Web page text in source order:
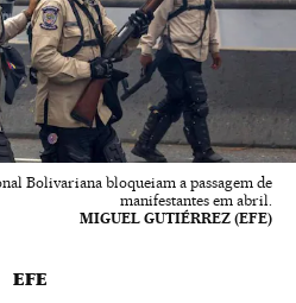
Bolivariana bloqueiam a passagem de
manifestantes em abril.
MIGUEL GUTIÉRREZ (EFE)
EFE